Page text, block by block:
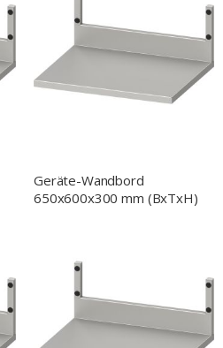
Geräte-Wandbord
650x600x300 mm (BxTxH)